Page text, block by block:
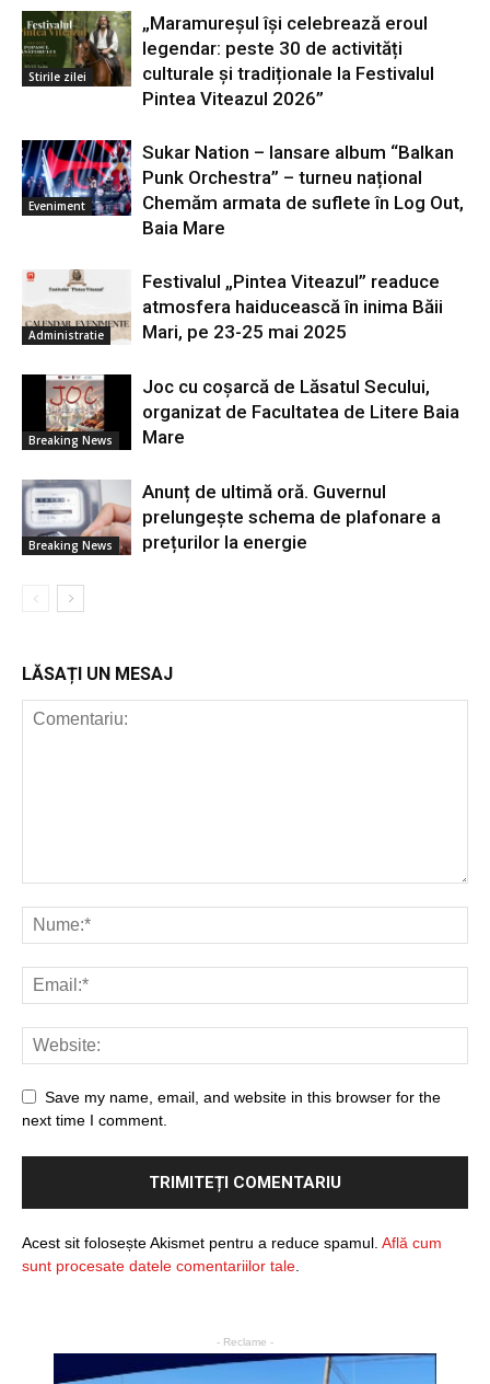
Stirile zilei
„Maramureșul își celebrează eroul
legendar: peste 30 de activități
culturale și tradiționale la Festivalul
Pintea Viteazul 2026”
Eveniment
Sukar Nation – lansare album “Balkan
Punk Orchestra” – turneu național
Chemăm armata de suflete în Log Out,
Baia Mare
Administratie
Festivalul „Pintea Viteazul” readuce
atmosfera haiducească în inima Băii
Mari, pe 23-25 mai 2025
Breaking News
Joc cu coșarcă de Lăsatul Secului,
organizat de Facultatea de Litere Baia
Mare
Breaking News
Anunț de ultimă oră. Guvernul
prelungește schema de plafonare a
prețurilor la energie
LĂSAȚI UN MESAJ
Save my name, email, and website in this browser for the
next time I comment.
Acest sit folosește Akismet pentru a reduce spamul. Află cum
sunt procesate datele comentariilor tale
- Reclame -